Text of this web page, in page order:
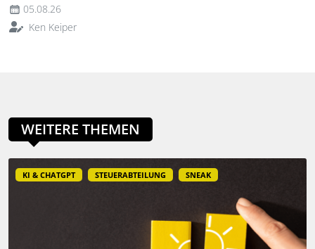
05.08.26
Ken Keiper
WEITERE THEMEN
KI & CHATGPT STEUERABTEILUNG SNEAK